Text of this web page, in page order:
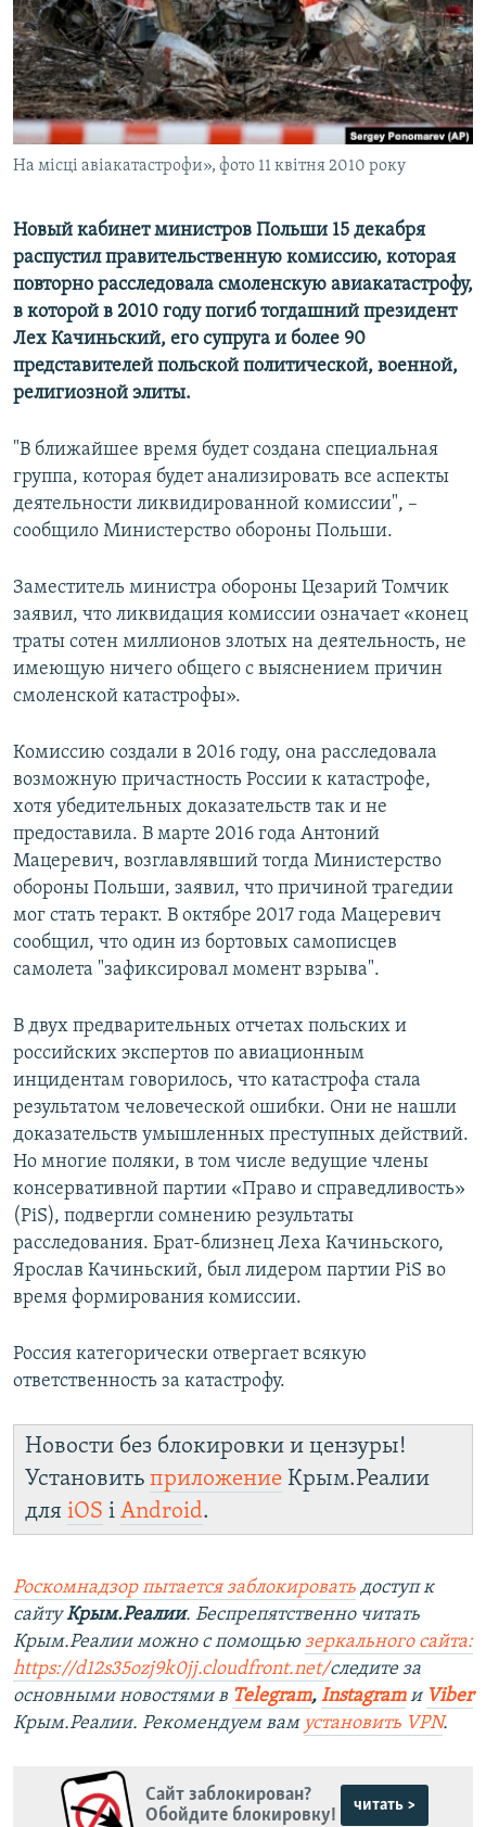
ПОБЕДИТЕЛЕЙ НЕ СУДЯТ?
КРЫМ.НЕПОКОРЕННЫЙ
ELIFBE
УКРАИНСКАЯ ПРОБЛЕМА КРЫМА
ПРИСОЕДИНЯЙТЕСЬ!
Все сайты RFE/RL
На місці авіакатастрофи», фото 11 квітня 2010 року
Новый кабинет министров Польши 15 декабря
распустил правительственную комиссию, которая
повторно расследовала смоленскую авиакатастрофу,
в которой в 2010 году погиб тогдашний президент
Лех Качиньский, его супруга и более 90
представителей польской политической, военной,
религиозной элиты.
"В ближайшее время будет создана специальная
группа, которая будет анализировать все аспекты
деятельности ликвидированной комиссии", –
сообщило Министерство обороны Польши.
Заместитель министра обороны Цезарий Томчик
заявил, что ликвидация комиссии означает «конец
траты сотен миллионов злотых на деятельность, не
имеющую ничего общего с выяснением причин
смоленской катастрофы».
Комиссию создали в 2016 году, она расследовала
возможную причастность России к катастрофе,
хотя убедительных доказательств так и не
предоставила. В марте 2016 года Антоний
Мацеревич, возглавлявший тогда Министерство
обороны Польши, заявил, что причиной трагедии
мог стать теракт. В октябре 2017 года Мацеревич
сообщил, что один из бортовых самописцев
самолета "зафиксировал момент взрыва".
В двух предварительных отчетах польских и
российских экспертов по авиационным
инцидентам говорилось, что катастрофа стала
результатом человеческой ошибки. Они не нашли
доказательств умышленных преступных действий.
Но многие поляки, в том числе ведущие члены
консервативной партии «Право и справедливость»
(PiS), подвергли сомнению результаты
расследования. Брат-близнец Леха Качиньского,
Ярослав Качиньский, был лидером партии PiS во
время формирования комиссии.
Россия категорически отвергает всякую
ответственность за катастрофу.
Новости без блокировки и цензуры!
Установить приложение Крым.Реалии
для iOS і Android.
Роскомнадзор пытается заблокировать доступ к
сайтуКрым.Реалии. Беспрепятственно читать
Крым.Реалии можно с помощью зеркального сайта:
https://d12s35ozj9k0jj.cloudfront.net/следите за
основными новостями в Telegram, Instagram и Viber
Крым.Реалии. Рекомендуем вам установить VPN.
Сайт заблокирован?
Обойдите блокировку!
читать >